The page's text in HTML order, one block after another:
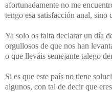
afortunadamente no me
tengo esa satisfacción anal, sino
Ya solo os falta declarar un día
orgullosos de que nos han
o que lleváis semejante talego
Si es que este país no tiene
algunos, con tal de decir que